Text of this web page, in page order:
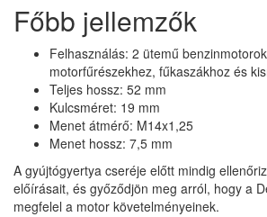
Főbb jellemzők
Felhasználás: 2 ütemű
motorfűrészekhez, fűkaszákhoz és
Teljes hossz: 52 mm
Kulcsméret: 19 mm
Menet átmérő: M14x1,25
Menet hossz: 7,5 mm
A gyújtógyertya cseréje előtt mindig
előírásait, és győződjön meg arról, hogy a
megfelel a motor követelményeinek.